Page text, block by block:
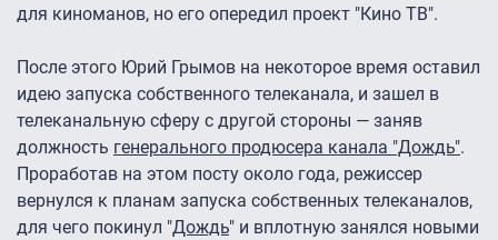
для киноманов, но его опередил проект "Кино ТВ".
После этого Юрий Грымов на некоторое время оставил
идею запуска собственного телеканала, и зашел в
телеканальную сферу с другой стороны — заняв
должность генерального продюсера канала "Дождь".
Проработав на этом посту около года, режиссер
вернулся к планам запуска собственных телеканалов,
для чего покинул "Дождь" и вплотную занялся новыми